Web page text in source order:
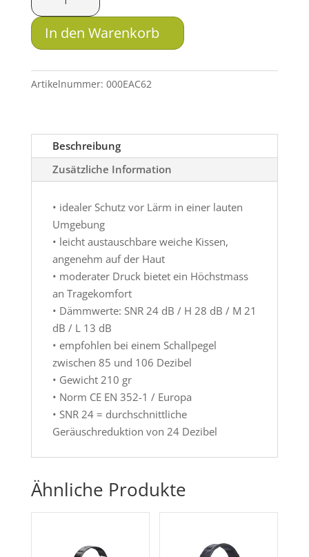
Anschütz
Taschen-
Gehörschützer
In den Warenkorb
Artikelnummer: 000EAC62
Beschreibung
Zusätzliche Information
• idealer Schutz vor Lärm in einer lauten
Umgebung
• leicht austauschbare weiche Kissen,
angenehm auf der Haut
• moderater Druck bietet ein Höchstmass
an Tragekomfort
• Dämmwerte: SNR 24 dB / H 28 dB / M 21
dB / L 13 dB
• empfohlen bei einem Schallpegel
zwischen 85 und 106 Dezibel
• Gewicht 210 gr
• Norm CE EN 352-1 / Europa
• SNR 24 = durchschnittliche
Geräuschreduktion von 24 Dezibel
Ähnliche Produkte